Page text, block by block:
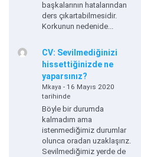
başkalarının hatalarından
ders çıkartabilmesidir.
Korkunun nedenide...
CV: Sevilmediğinizi
hissettiğinizde ne
yaparsınız?
Mkaya - 16 Mayıs 2020
tarihinde
Böyle bir durumda
kalmadım ama
istenmediğimiz durumlar
olunca oradan uzaklaşırız.
Sevilmediğimiz yerde de